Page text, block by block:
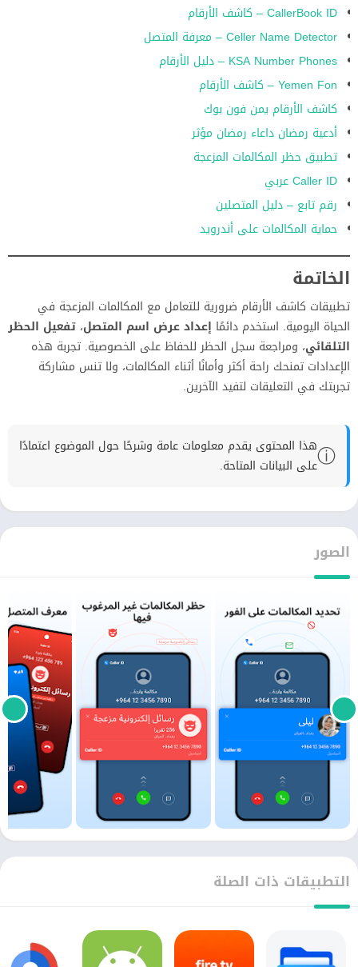
CallerBook ID – كاشف الأرقام
Celler Name Detector – معرفة المتصل
KSA Number Phones – دليل الأرقام
Yemen Fon – كاشف الأرقام
كاشف الأرقام يمن فون بوك
أدعية رمضان داعاء رمضان مؤثر
تطبيق حظر المكالمات المزعجة
Caller ID عربي
رقم تابع – دليل المتصلين
حماية المكالمات على أندرويد
الخاتمة
تطبيقات كاشف الأرقام ضرورية للتعامل مع المكالمات المزعجة في
الحياة اليومية. استخدم دائمًا إعداد عرض اسم المتصل، تفعيل الحظر
التلقائي، ومراجعة سجل الحظر للحفاظ على الخصوصية. تجربة هذه
الإعدادات تمنحك راحة أكثر وأمانًا أثناء المكالمات، ولا تنس مشاركة
تجربتك في التعليقات لتفيد الآخرين.
ⓘهذا المحتوى يقدم معلومات عامة وشرحًا حول الموضوع اعتمادًا
على البيانات المتاحة.
الصور
التطبيقات ذات الصلة